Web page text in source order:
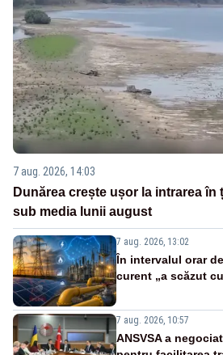
7 aug. 2026, 14:03
Dunărea crește ușor la intrarea în
sub media lunii august
7 aug. 2026, 13:02
În intervalul orar
curent „a scăzut
7 aug. 2026, 10:57
ANSVSA a